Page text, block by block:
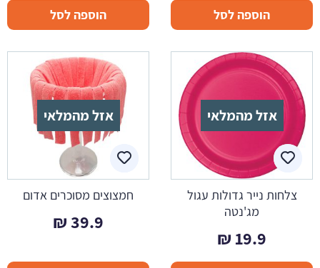
הוספה לסל הוספה לסל
אזל מהמלאי
צלחות נייר גדולות עגול
מג'נטה
19.9
₪
אזל מהמלאי
חמצוצים מסוכרים אדום
39.9
₪